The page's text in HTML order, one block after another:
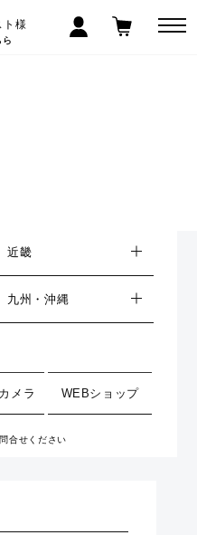
ト様
近畿
九州・沖縄
メラ WEBショップ
合せください